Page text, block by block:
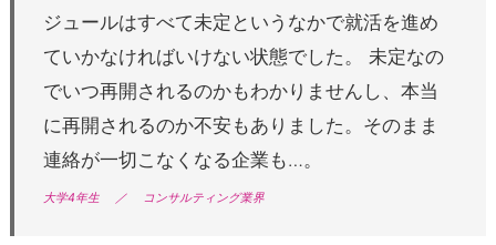
ジュールはすべて未定というなかで就活を進め
ていかなければいけない状態でした。 未定なの
でいつ再開されるのかもわかりませんし、本当
に再開されるのか不安もありました。そのまま
連絡が一切こなくなる企業も…。
大学4年生 ／ コンサルティング業界